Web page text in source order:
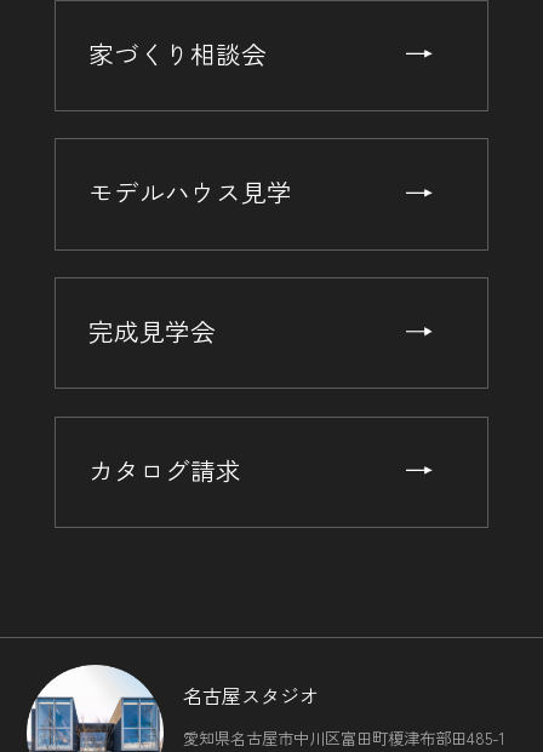
家づくり相談会
モデルハウス見学
完成見学会
カタログ請求
名古屋スタジオ
愛知県名古屋市中川区富田町榎津布部田485-1